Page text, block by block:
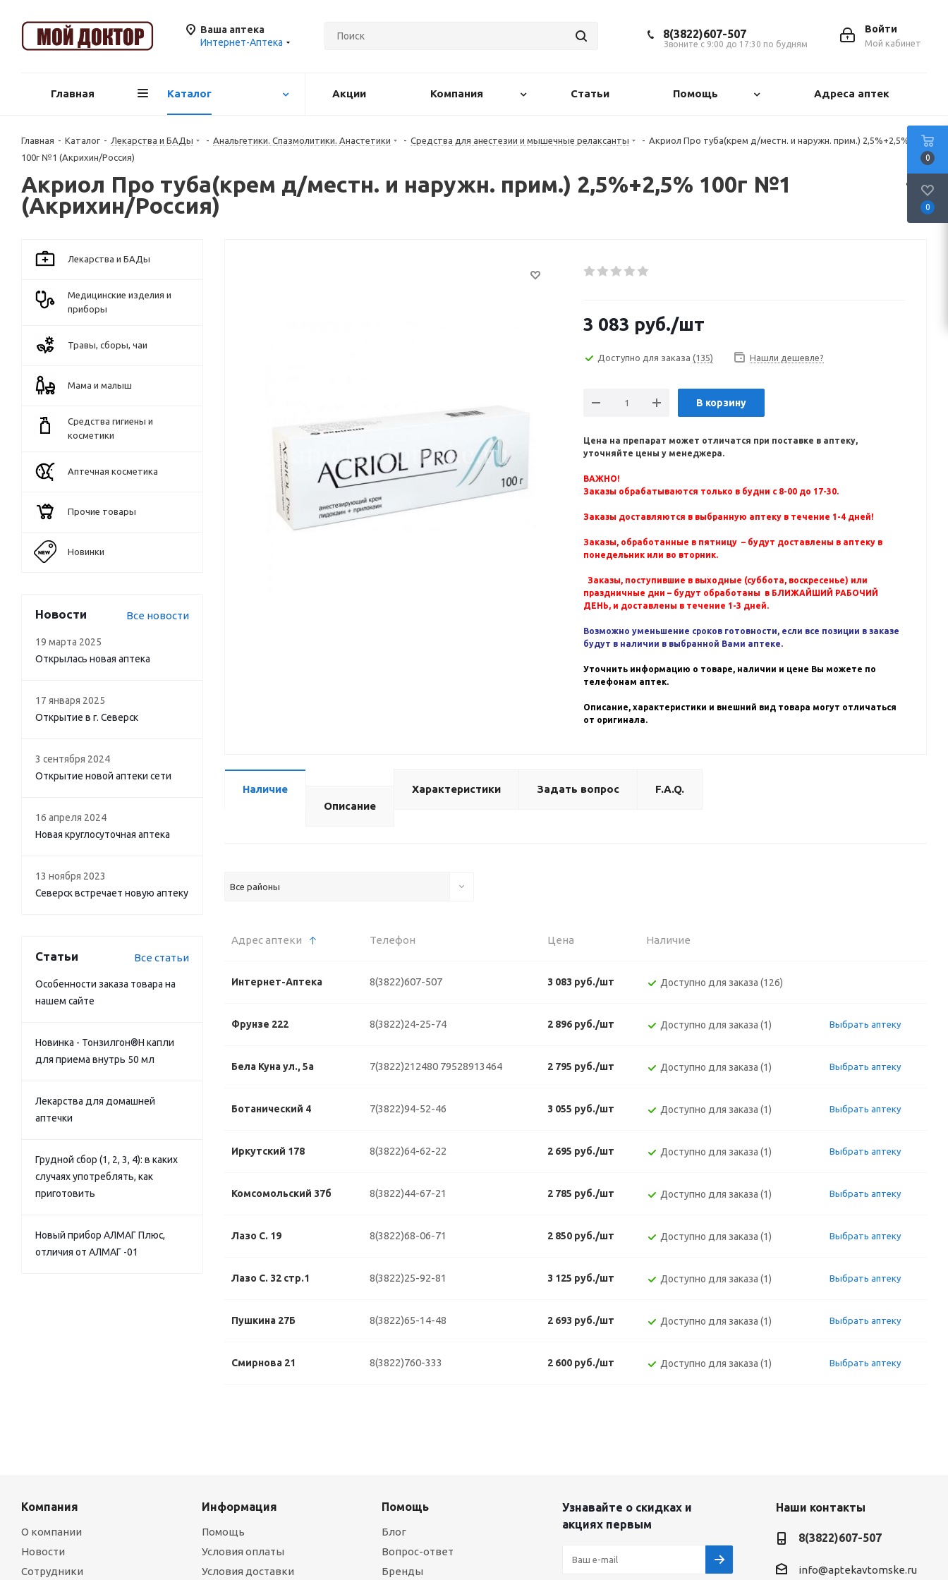
Ваша аптека
Интернет-Аптека
Войти
Мой кабинет
8(3822)607-507
Звоните с 9:00 до 17:30 по будням
Главная Каталог Акции Компания Статьи Помощь Адреса аптек
Главная - Каталог - Лекарства и БАДы - Анальгетики. Спазмолитики. Анастетики - Средства для анестезии и мышечные релаксанты - Акриол Про туба(крем д/местн. и наружн. прим.) 2,5%+2,5%
100г №1 (Акрихин/Россия)
Акриол Про туба(крем д/местн. и наружн. прим.) 2,5%+2,5% 100г №1
(Акрихин/Россия)
3 083 руб./шт
Доступно для заказа (135) Нашли дешевле?
В корзину
Цена на препарат может отличатся при поставке в аптеку,
уточняйте цены у менеджера.
ВАЖНО!
Заказы обрабатываются только в будни с 8-00 до 17-30.
Заказы доставляются в выбранную аптеку в течение 1-4 дней!
Заказы, обработанные в пятницу – будут доставлены в аптеку в
понедельник или во вторник.
Заказы, поступившие в выходные (суббота, воскресенье) или
праздничные дни – будут обработаны в БЛИЖАЙШИЙ РАБОЧИЙ
ДЕНЬ, и доставлены в течение 1-3 дней.
Возможно уменьшение сроков готовности, если все позиции в заказе
будут в наличии в выбранной Вами аптеке.
Уточнить информацию о товаре, наличии и цене Вы можете по
телефонам аптек.
Описание, характеристики и внешний вид товара могут отличаться
от оригинала.
Наличие
Описание
Характеристики Задать вопрос F.A.Q.
Все районы
Адрес аптеки Телефон Цена Наличие
Интернет-Аптека 8(3822)607-507 3 083 руб./шт Доступно для заказа (126)
Фрунзе 222 8(3822)24-25-74 2 896 руб./шт Доступно для заказа (1) Выбрать аптеку
Бела Куна ул., 5а 7(3822)212480 79528913464 2 795 руб./шт Доступно для заказа (1) Выбрать аптеку
Ботанический 4 7(3822)94-52-46 3 055 руб./шт Доступно для заказа (1) Выбрать аптеку
Иркутский 178 8(3822)64-62-22 2 695 руб./шт Доступно для заказа (1) Выбрать аптеку
Комсомольский 37б 8(3822)44-67-21 2 785 руб./шт Доступно для заказа (1) Выбрать аптеку
Лазо С. 19 8(3822)68-06-71 2 850 руб./шт Доступно для заказа (1) Выбрать аптеку
Лазо С. 32 стр.1 8(3822)25-92-81 3 125 руб./шт Доступно для заказа (1) Выбрать аптеку
Пушкина 27Б 8(3822)65-14-48 2 693 руб./шт Доступно для заказа (1) Выбрать аптеку
Смирнова 21 8(3822)760-333 2 600 руб./шт Доступно для заказа (1) Выбрать аптеку
Лекарства и БАДы
Медицинские изделия и
приборы
Травы, сборы, чаи
Мама и малыш
Средства гигиены и
косметики
Аптечная косметика
Прочие товары
Новинки
Новости Все новости
19 марта 2025
Открылась новая аптека
17 января 2025
Открытие в г. Северск
3 сентября 2024
Открытие новой аптеки сети
16 апреля 2024
Новая круглосуточная аптека
13 ноября 2023
Северск встречает новую аптеку
Статьи Все статьи
Особенности заказа товара на
нашем сайте
Новинка - Тонзилгон®Н капли
для приема внутрь 50 мл
Лекарства для домашней
аптечки
Грудной сбор (1, 2, 3, 4): в каких
случаях употреблять, как
приготовить
Новый прибор АЛМАГ Плюс,
отличия от АЛМАГ -01
Компания
О компании
Новости
Сотрудники
Информация
Помощь
Условия оплаты
Условия доставки
Помощь
Блог
Вопрос-ответ
Бренды
Узнавайте о скидках и
акциях первым
Наши контакты
8(3822)607-507
info@aptekavtomske.ru
0
0